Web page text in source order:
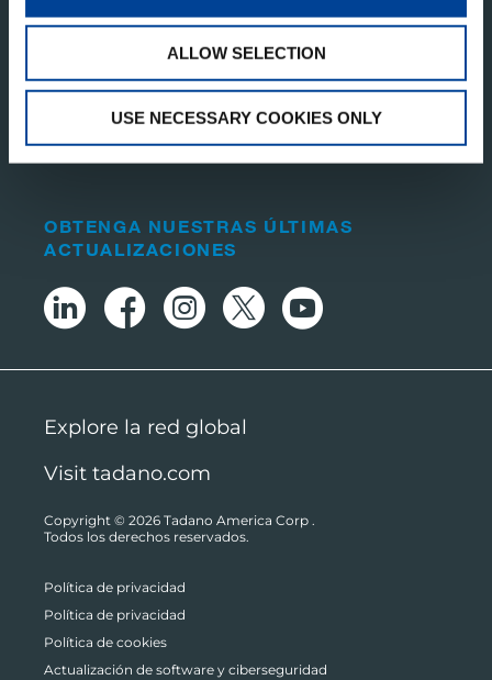
ALLOW SELECTION
USE NECESSARY COOKIES ONLY
TADANO PAN AMERICA
4242 W. Greens Rd.
Houston, TX 77066
OBTENGA NUESTRAS ÚLTIMAS
ACTUALIZACIONES
Explore la red global
Visit tadano.com
Copyright © 2026 Tadano America Corp .
Todos los derechos reservados.
Política de privacidad
Política de privacidad
Política de cookies
Actualización de software y ciberseguridad